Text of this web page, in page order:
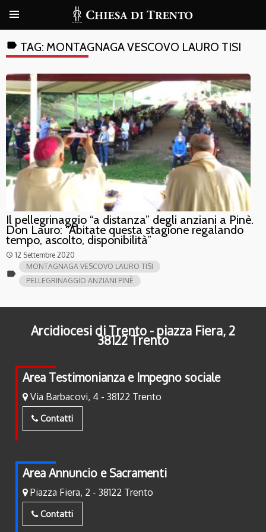
label TAG: MONTAGNAGA VESCOVO LAURO TISI
Il pellegrinaggio “a distanza” degli anziani a Pinè.
Don Lauro: “Abitate questa stagione regalando
tempo, ascolto, disponibilità”
access_time 12 Settembre 2020
label
MONTAGNAGA VESCOVO LAURO TISI
PELLEGRINAGGIO ANZIANI PINÈ
Arcidiocesi di Trento - piazza Fiera, 2
38122 Trento
Area Testimonianza e Impegno sociale
Via Barbacovi, 4 - 38122 Trento
Contatti
Area Annuncio e Sacramenti
Piazza Fiera, 2 - 38122 Trento
Contatti